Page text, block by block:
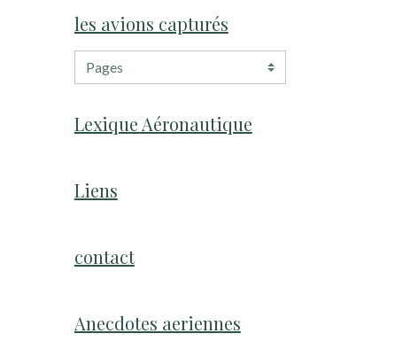
les avions capturés
Lexique Aéronautique
Liens
contact
Anecdotes aeriennes